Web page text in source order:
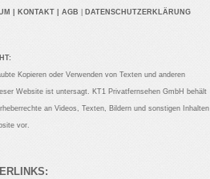
KONTAKT AGB DATENSCHUTZERKLÄRUNG
Kopieren oder Verwenden von Texten und anderen
Website ist untersagt. KT1 Privatfernsehen GmbH behält
an Videos, Texten, Bildern und sonstigen Inhalten
vor.